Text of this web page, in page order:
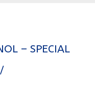
– SPECIAL